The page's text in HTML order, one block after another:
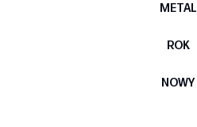
METAL
ROK
NOWY